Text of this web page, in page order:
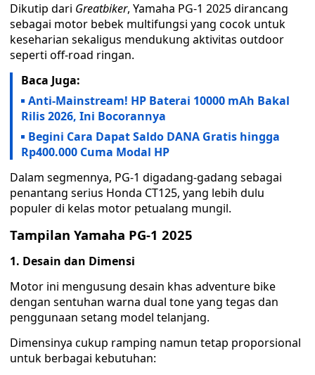
Dikutip dari Greatbiker, Yamaha PG-1 2025 dirancang
sebagai motor bebek multifungsi yang cocok untuk
keseharian sekaligus mendukung aktivitas outdoor
seperti off-road ringan.
Baca Juga:
Anti-Mainstream! HP Baterai 10000 mAh Bakal
Rilis 2026, Ini Bocorannya
Begini Cara Dapat Saldo DANA Gratis hingga
Rp400.000 Cuma Modal HP
Dalam segmennya, PG-1 digadang-gadang sebagai
penantang serius Honda CT125, yang lebih dulu
populer di kelas motor petualang mungil.
Tampilan Yamaha PG-1 2025
1. Desain dan Dimensi
Motor ini mengusung desain khas adventure bike
dengan sentuhan warna dual tone yang tegas dan
penggunaan setang model telanjang.
Dimensinya cukup ramping namun tetap proporsional
untuk berbagai kebutuhan: